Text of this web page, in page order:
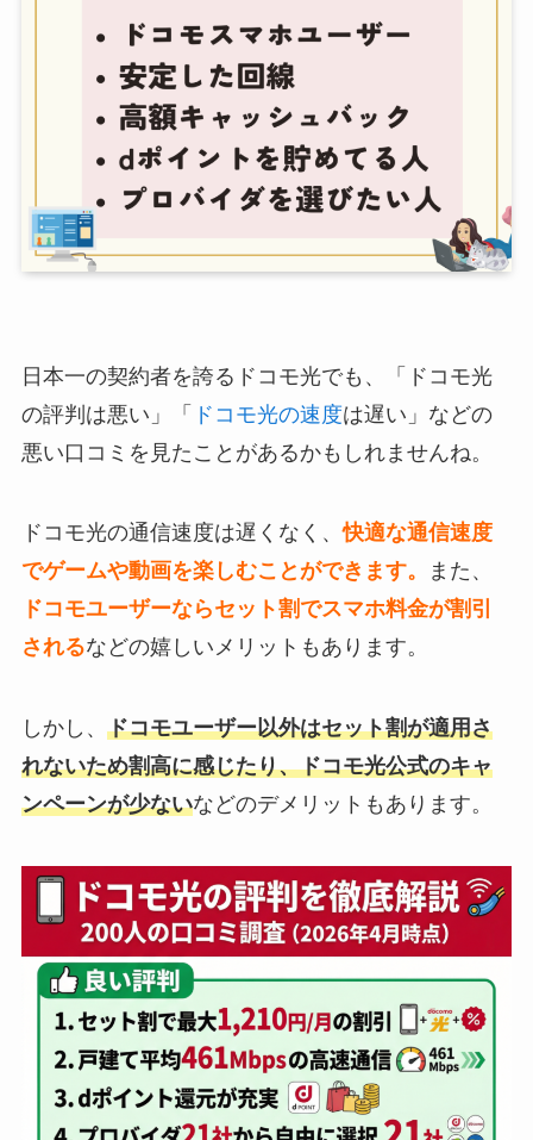
日本一の契約者を誇るドコモ光でも、「ドコモ光
の評判は悪い」「 ドコモ光の速度は遅い」などの
悪い口コミを見たことがあるかもしれませんね。
ドコモ光の通信速度は遅くなく、快適な通信速度
でゲームや動画を楽しむことができます。
また、
ドコモユーザーならセット割でスマホ料金が割引
されるなどの嬉しいメリットもあります。
しかし、 ドコモユーザー以外はセット割が適用さ
れないため割高に感じたり、ドコモ光公式のキャ
ンペーンが少ないなどのデメリットもあります。